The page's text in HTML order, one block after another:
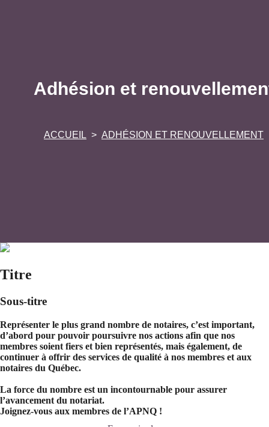
Adhésion et
ACCUEIL ADHÉSION ET RENOUVELLEMENT
Titre
Sous-titre
Représenter le plus grand nombre de notaires, c’est important,
d’abord pour pouvoir poursuivre nos actions afin que nos
membres soient fiers et bien représentés, mais également, de
continuer à offrir des services de qualité à nos membres et aux
notaires du Québec.
La force du nombre est un incontournable pour assurer
l’avancement du notariat.
Joignez-vous aux membres de l’APNQ !